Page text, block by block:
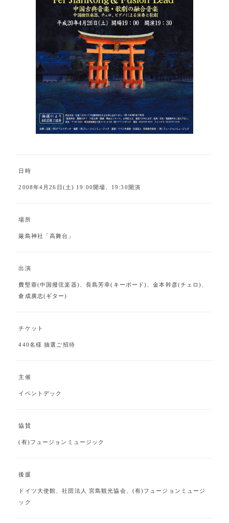
日時
2008年4月26日(土) 19:00開場、19:30開演
場所
厳島神社「高舞台」
出演
費堅蓉(中国撥弦楽器)、長島芳幸(キーボード)、金本幹彦(チェロ)、
倉成廣志(ギター)
チケット
440名様 抽選ご招待
主催
イベントデック
協賛
(有)フュージョンミュージック
後援
ドイツ大使館、社団法人 宮島観光協会、(有)フュージョンミュージ
ック